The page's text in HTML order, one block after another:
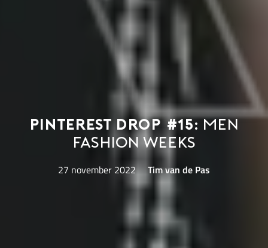
Pinterest Drop #15: men
fashion weeks
27 november 2022 Tim van de Pas